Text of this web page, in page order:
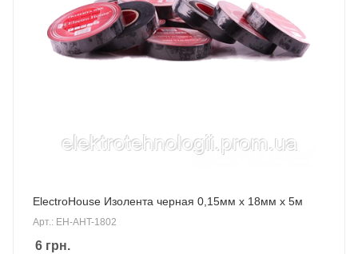
ElectroHouse Изолента черная 0,15мм х 18мм х 5м
Арт.: EH-AHT-1802
6 грн.